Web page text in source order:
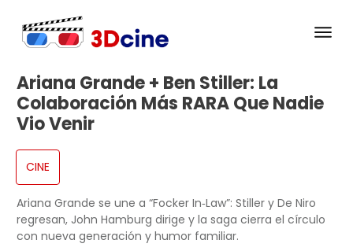
Ariana Grande + Ben Stiller: La
Colaboración Más RARA Que Nadie
Vio Venir
CINE
Ariana Grande se une a “Focker In‑Law”: Stiller y De Niro
regresan, John Hamburg dirige y la saga cierra el círculo
con nueva generación y humor familiar.